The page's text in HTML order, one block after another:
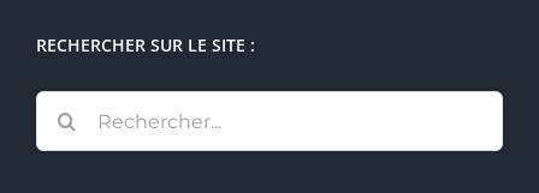
RECHERCHER SUR LE SITE :